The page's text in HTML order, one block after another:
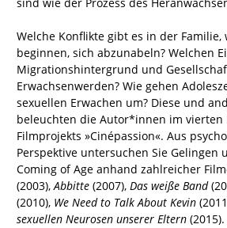
Welche Konflikte gibt es in der Familie,
beginnen, sich abzunabeln? Welchen
Migrationshintergrund und
Erwachsenwerden? Wie gehen
sexuellen Erwachen um? Diese und
beleuchten die Autor*innen im vierten
Filmprojekts »Cinépassion«. Aus
Perspektive untersuchen Sie Gelingen
Coming of Age anhand zahlreicher
(2003),Abbitte (2007), Das weiße Band
(2010), We Need to Talk About Kevin
sexuellen Neurosen unserer Eltern (2015).